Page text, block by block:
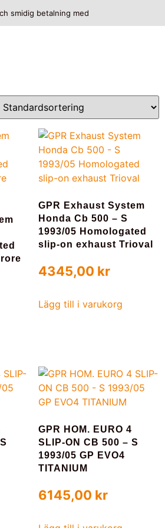
smidig betalning med
S/ 1998
GPR Exhaust System
Honda Cb 500 – S
1993/05 Homologated
slip-on exhaust Trioval
4345,00 kr
Lägg till i varukorg
GPR HOM. EURO 4
SLIP-ON CB 500 – S
1993/05 GP EVO4
TITANIUM
6145,00 kr